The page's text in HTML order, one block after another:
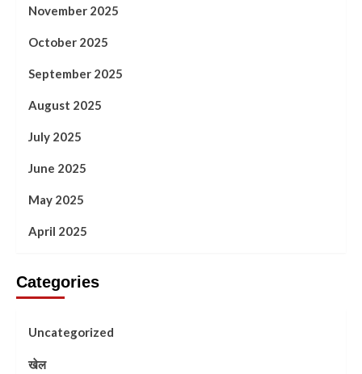
November 2025
October 2025
September 2025
August 2025
July 2025
June 2025
May 2025
April 2025
Categories
Uncategorized
खेल